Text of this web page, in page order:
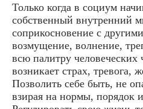
Только когда в социум
собственный внутренний
соприкосновение с
возмущение, волнение,
всю палитру человеческих
возникает страх, тревога,
Позволить себе быть, не
взирая на нормы, порядок